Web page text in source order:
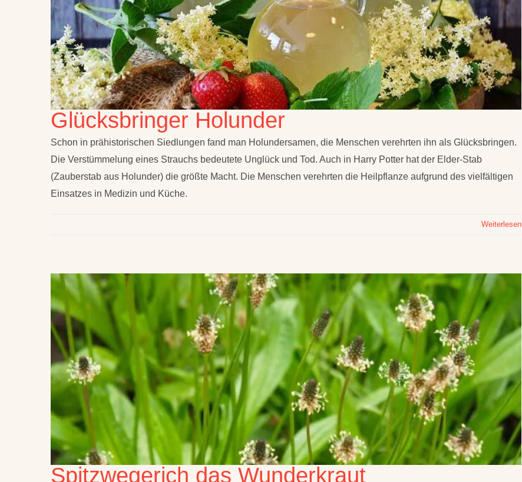
Glücksbringer Holunder
Schon in prähistorischen Siedlungen fand man Holundersamen, die Menschen verehrten ihn als Glücksbringen.
Die Verstümmelung eines Strauchs bedeutete Unglück und Tod. Auch in Harry Potter hat der Elder-Stab
(Zauberstab aus Holunder) die größte Macht. Die Menschen verehrten die Heilpflanze aufgrund des vielfältigen
Einsatzes in Medizin und Küche.
Weiterlesen
Spitzwegerich das Wunderkraut